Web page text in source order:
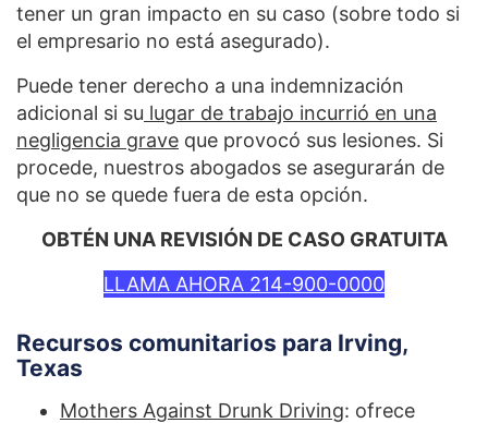
tener un gran impacto en su caso (sobre todo si
el empresario no está asegurado).
Puede tener derecho a una indemnización
adicional si su lugar de trabajo incurrió en una
negligencia grave que provocó sus lesiones. Si
procede, nuestros abogados se asegurarán de
que no se quede fuera de esta opción.
OBTÉN UNA REVISIÓN DE CASO GRATUITA
LLAMA AHORA 214-900-0000
Recursos comunitarios para Irving,
Texas
Mothers Against Drunk Driving: ofrece